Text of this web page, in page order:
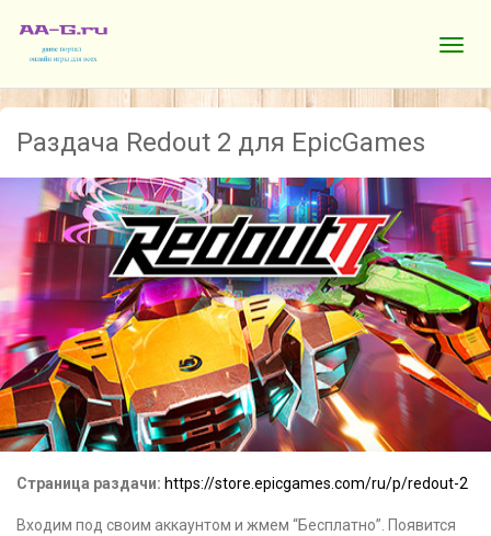
Раздача Redout 2 для EpicGames
Страница раздачи: https://store.epicgames.com/ru/p/redout-2
Входим под своим аккаунтом и жмем “Бесплатно”. Появится